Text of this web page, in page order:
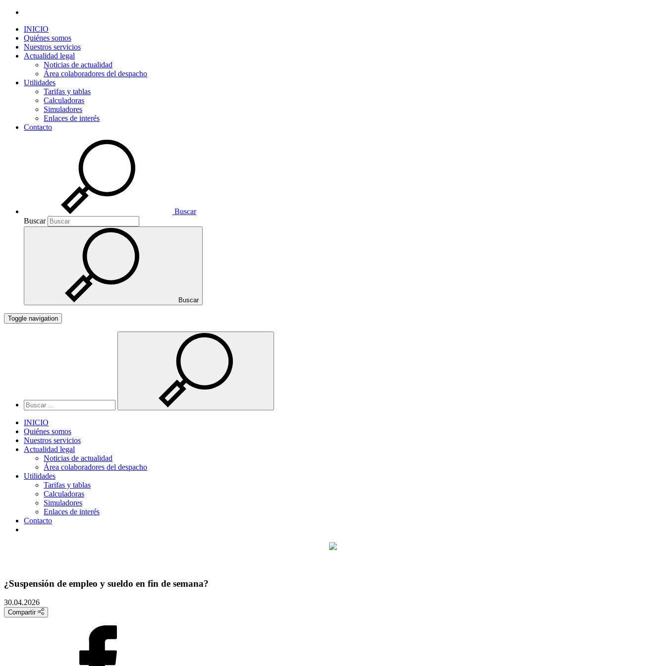
INICIO
Quiénes somos
Nuestros servicios
Actualidad legal
Noticias de actualidad
Área colaboradores del despacho
Utilidades
Tarifas y tablas
Calculadoras
Simuladores
Enlaces de interés
Contacto
Buscar
Buscar
Buscar
Toggle navigation
INICIO
Quiénes somos
Nuestros servicios
Actualidad legal
Noticias de actualidad
Área colaboradores del despacho
Utilidades
Tarifas y tablas
Calculadoras
Simuladores
Enlaces de interés
Contacto
¿Suspensión de empleo y sueldo en fin de semana?
30.04.2026
Compartir